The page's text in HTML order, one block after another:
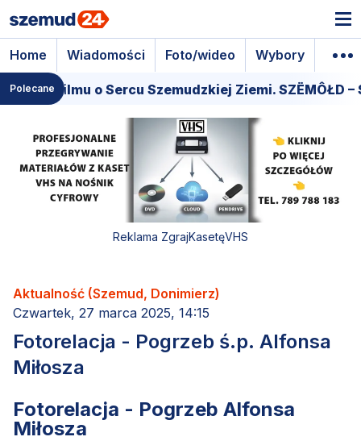
Home Wiadomości Foto/wideo Wybory
Polecane
o Sercu Szemudzkiej Ziemi. SZËMÔŁD – SERCE
Reklama ZgrajKasetęVHS
Aktualność (Szemud, Donimierz)
Czwartek, 27 marca 2025, 14:15
Fotorelacja - Pogrzeb ś.p. Alfonsa
Miłosza
Fotorelacja - Pogrzeb Alfonsa
Miłosza